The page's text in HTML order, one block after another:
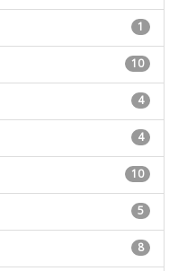
1
10
4
4
10
5
8